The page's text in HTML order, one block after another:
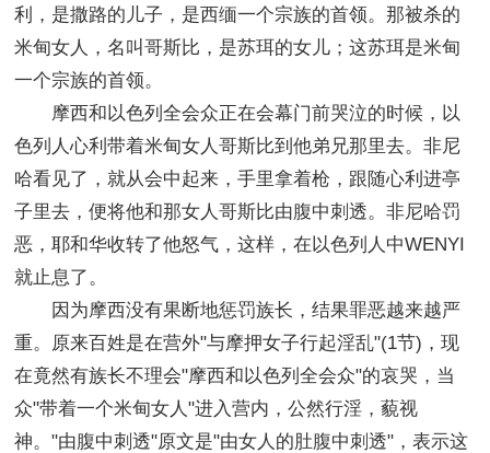
利，是撒路的儿子，是西缅一个宗族的首领。那被杀的
米甸女人，名叫哥斯比，是苏珥的女儿；这苏珥是米甸
一个宗族的首领。
摩西和以色列全会众正在会幕门前哭泣的时候，以
色列人心利带着米甸女人哥斯比到他弟兄那里去。非尼
哈看见了，就从会中起来，手里拿着枪，跟随心利进亭
子里去，便将他和那女人哥斯比由腹中刺透。非尼哈罚
恶，耶和华收转了他怒气，这样，在以色列人中WENYI
就止息了。
因为摩西没有果断地惩罚族长，结果罪恶越来越严
重。原来百姓是在营外"与摩押女子行起淫乱"(1节)，现
在竟然有族长不理会"摩西和以色列全会众"的哀哭，当
众"带着一个米甸女人"进入营内，公然行淫，藐视
神。"由腹中刺透"原文是"由女人的肚腹中刺透"，表示这